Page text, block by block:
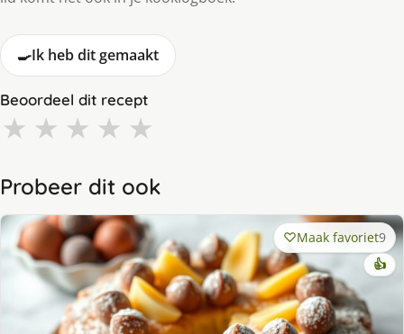
🍳Ik heb dit gemaakt
Beoordeel dit recept
★ ★ ★ ★ ★
Probeer dit ook
Maak favoriet9
👍